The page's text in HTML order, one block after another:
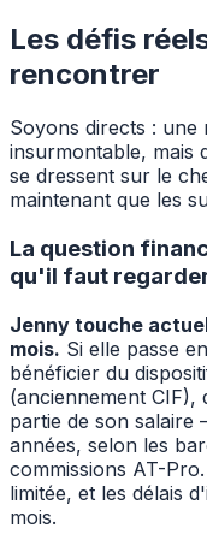
Les défis
rencontrer
Soyons directs :
insurmontable, mais
se dressent sur le
maintenant que les
La question
qu'il faut
Jenny touche
mois. Si elle passe
bénéficier du
(anciennement CIF),
partie de son
années, selon les
commissions AT-
limitée, et les délais
mois.